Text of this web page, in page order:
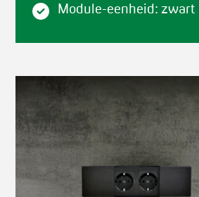
Module-eenheid: zwart